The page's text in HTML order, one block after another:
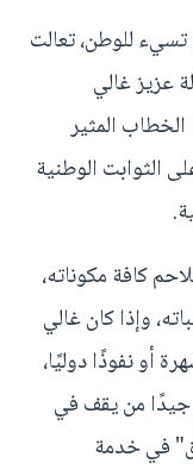
للوطن، تعالت
عزيز غالي
المثير
الثوابت الوطنية
كافة مكوناته،
وإذا كان غالي
أو نفوذًا دوليًا،
جيدًا من يقف في
في خدمة